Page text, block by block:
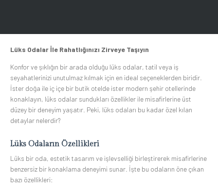
Lüks Odalar İle Rahatlığınızı Zirveye Taşıyın
Konfor ve şıklığın bir arada olduğu lüks odalar, tatil veya iş
seyahatlerinizi unutulmaz kılmak için en ideal seçeneklerden biridir.
İster doğa ile iç içe bir butik otelde ister modern şehir otellerinde
konaklayın, lüks odalar sundukları özellikler ile misafirlerine üst
düzey bir deneyim yaşatır. Peki, lüks odaları bu kadar özel kılan
detaylar nelerdir?
Lüks Odaların Özellikleri
Lüks bir oda, estetik tasarım ve işlevselliği birleştirerek misafirlerine
benzersiz bir konaklama deneyimi sunar. İşte bu odaların öne çıkan
bazı özellikleri: